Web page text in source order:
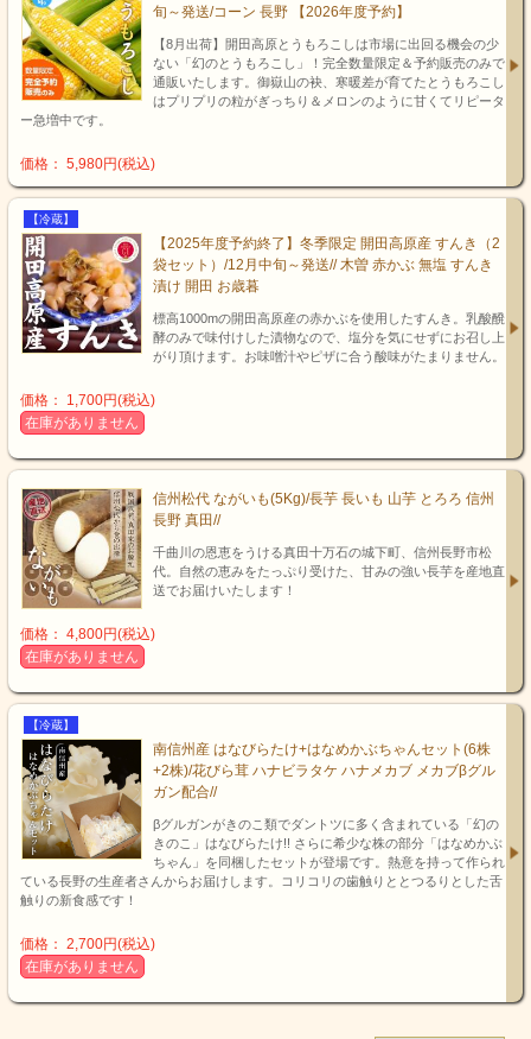
旬～発送/コーン 長野 【2026年度予約】
【8月出荷】開田高原とうもろこしは市場に出回る機会の少
ない「幻のとうもろこし」！完全数量限定＆予約販売のみで
通販いたします。御嶽山の袂、寒暖差が育てたとうもろこし
はプリプリの粒がぎっちり＆メロンのように甘くてリピータ
ー急増中です。
価格： 5,980円(税込)
【冷蔵】
【2025年度予約終了】冬季限定 開田高原産 すんき（2
袋セット）/12月中旬～発送// 木曽 赤かぶ 無塩 すんき
漬け 開田 お歳暮
標高1000mの開田高原産の赤かぶを使用したすんき。乳酸醗
酵のみで味付けした漬物なので、塩分を気にせずにお召し上
がり頂けます。お味噌汁やピザに合う酸味がたまりません。
価格： 1,700円(税込)
在庫がありません
信州松代 ながいも(5Kg)/長芋 長いも 山芋 とろろ 信州
長野 真田//
千曲川の恩恵をうける真田十万石の城下町、信州長野市松
代。自然の恵みをたっぷり受けた、甘みの強い長芋を産地直
送でお届けいたします！
価格： 4,800円(税込)
在庫がありません
【冷蔵】
南信州産 はなびらたけ+はなめかぶちゃんセット(6株
+2株)/花びら茸 ハナビラタケ ハナメカブ メカブβグル
ガン配合//
βグルガンがきのこ類でダントツに多く含まれている「幻の
きのこ」はなびらたけ!! さらに希少な株の部分「はなめかぶ
ちゃん」を同梱したセットが登場です。熱意を持って作られ
ている長野の生産者さんからお届けします。コリコリの歯触りととつるりとした舌
触りの新食感です！
価格： 2,700円(税込)
在庫がありません